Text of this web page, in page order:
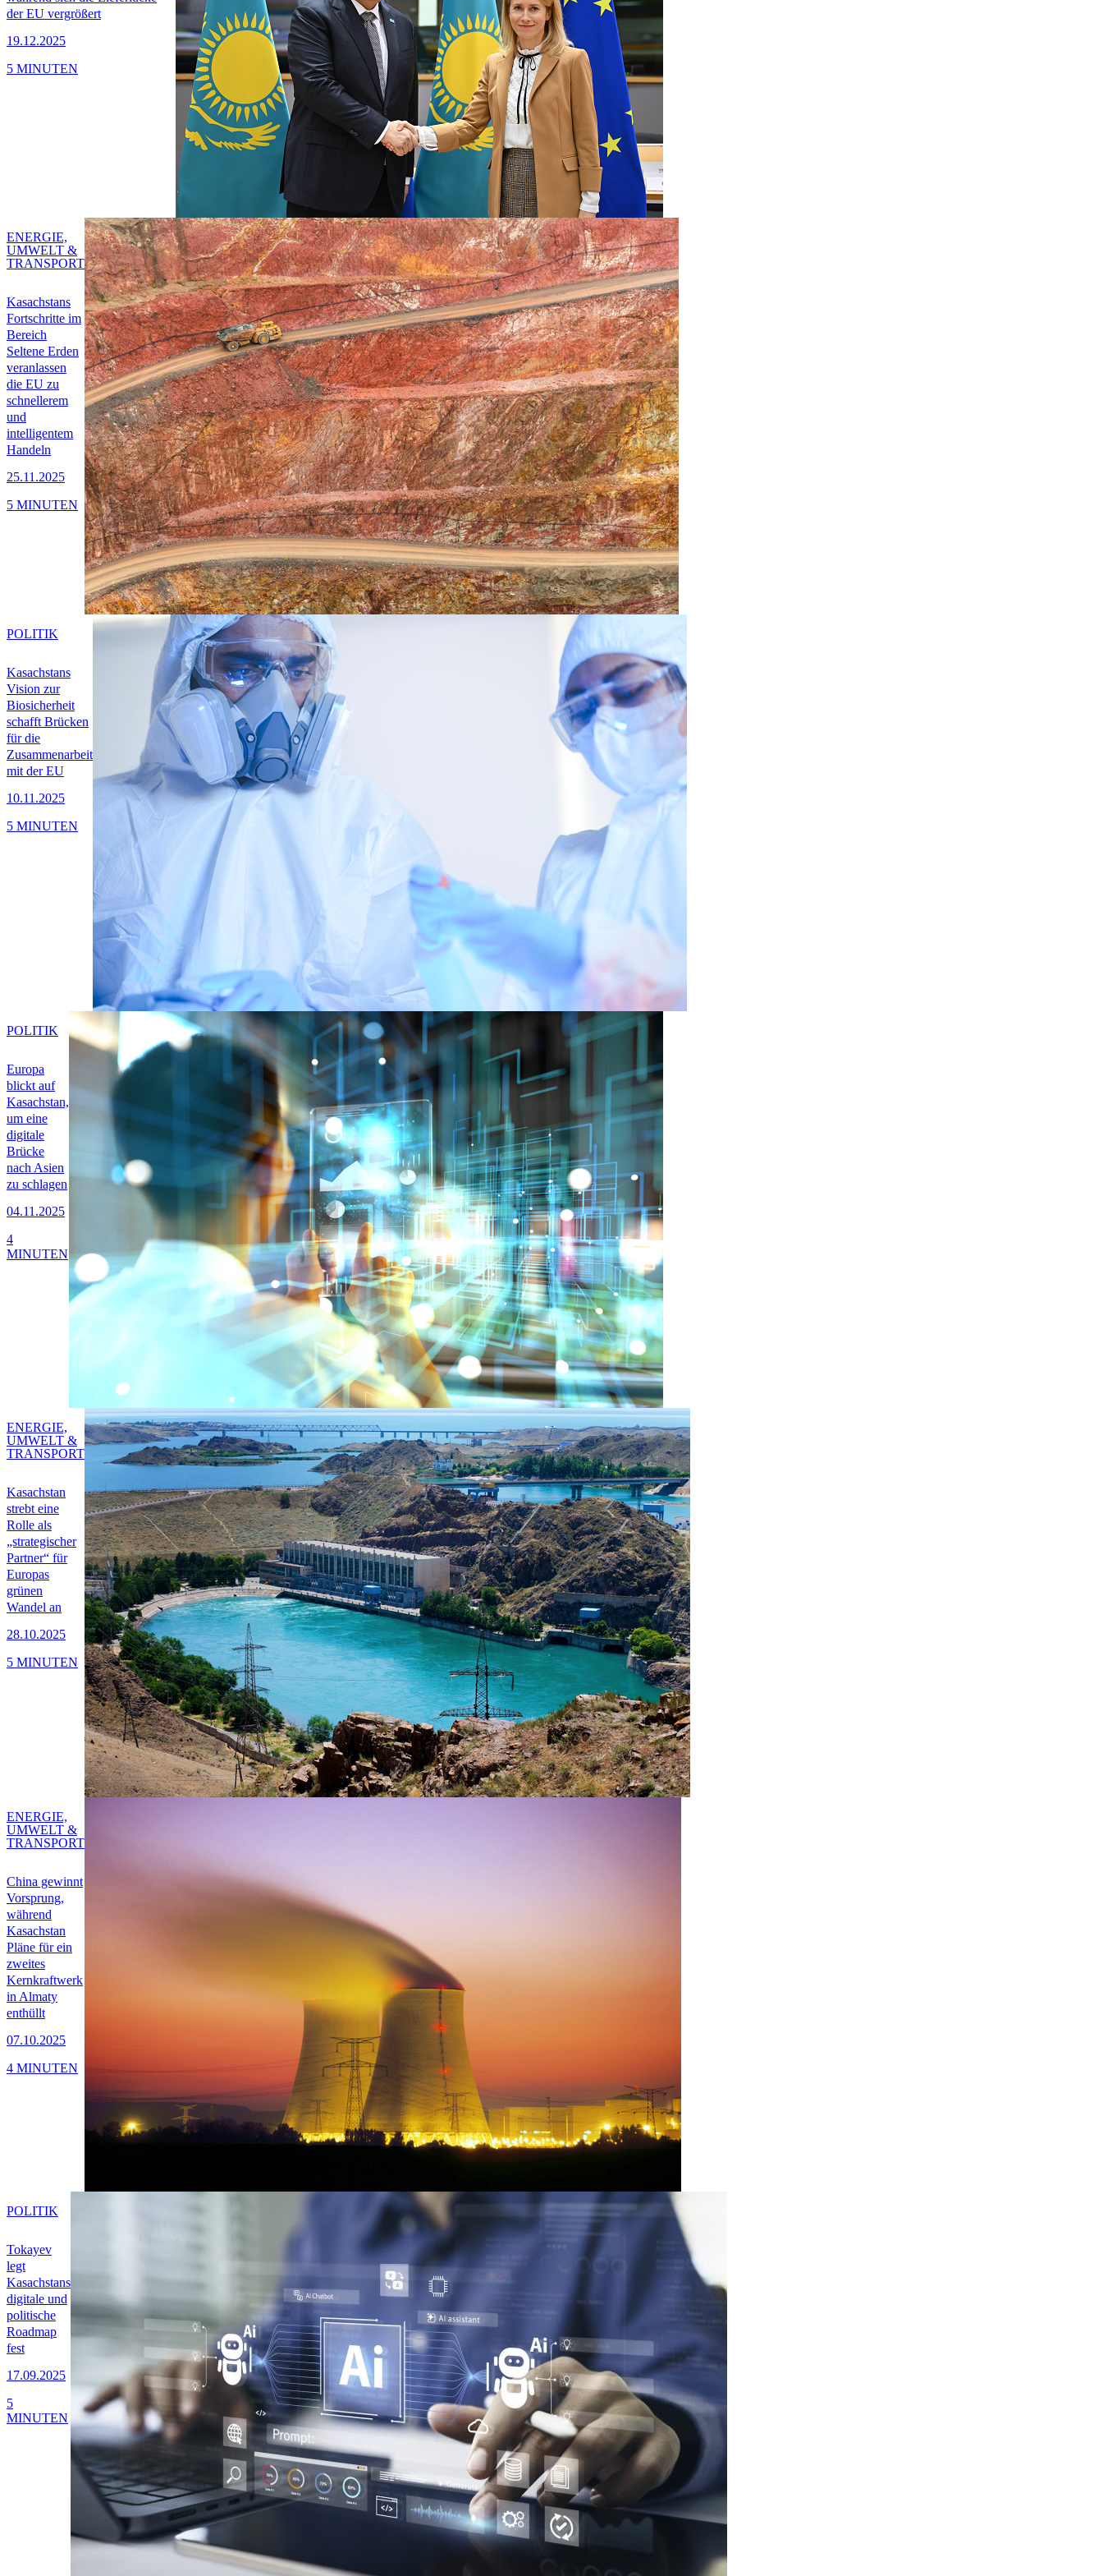
der EU vergrößert
19.12.2025
5 MINUTEN
Kasachstans
Fortschritte im
Bereich
Seltene Erden
veranlassen
die EU zu
schnellerem
und
intelligentem
Handeln
25.11.2025
ENERGIE,
UMWELT &
TRANSPORT
5 MINUTEN
Kasachstans
Vision zur
Biosicherheit
schafft Brücken
für die
Zusammenarbeit
mit der EU
10.11.2025
POLITIK
5 MINUTEN
Europa
blickt auf
Kasachstan,
um eine
digitale
Brücke
nach Asien
zu schlagen
04.11.2025
POLITIK
4
MINUTEN
Kasachstan
strebt eine
Rolle als
„strategischer
Partner“ für
Europas
grünen
Wandel an
28.10.2025
ENERGIE,
UMWELT &
TRANSPORT
5 MINUTEN
China gewinnt
Vorsprung,
während
Kasachstan
Pläne für ein
zweites
Kernkraftwerk
in Almaty
enthüllt
07.10.2025
ENERGIE,
UMWELT &
TRANSPORT
4 MINUTEN
Tokayev
legt
Kasachstans
digitale und
politische
Roadmap
fest
17.09.2025
POLITIK
5
MINUTEN